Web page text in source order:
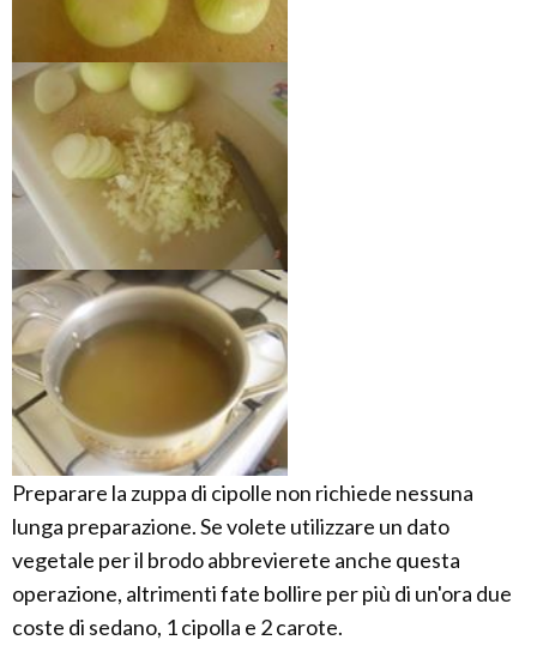
Preparare la zuppa di cipolle non richiede nessuna
lunga preparazione. Se volete utilizzare un dato
vegetale per il brodo abbrevierete anche questa
operazione, altrimenti fate bollire per più di un'ora due
coste di sedano, 1 cipolla e 2 carote.